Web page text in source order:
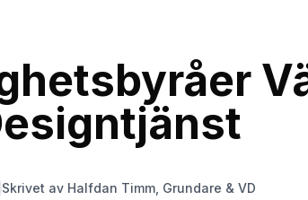
Skrivet av Halfdan Timm, Grundare & VD